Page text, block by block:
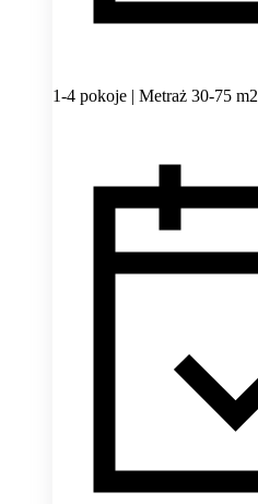
1-4 pokoje | Metraż 30-75 m2